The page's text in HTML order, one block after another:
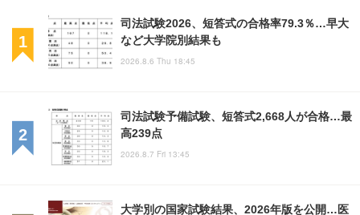
司法試験2026、短答式の合格率79.3％…早大
など大学院別結果も
2026.8.6 Thu 18:45
司法試験予備試験、短答式2,668人が合格…最
高239点
2026.8.7 Fri 13:45
大学別の国家試験結果、2026年版を公開…医